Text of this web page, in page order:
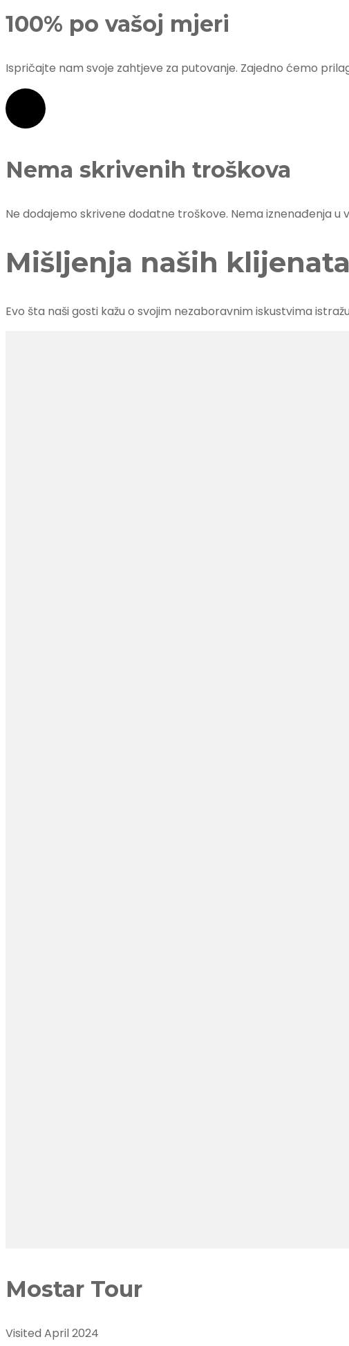
100% po vašoj mjeri
Ispričajte nam svoje zahtjeve za putovanje. Zajedno ćemo
Nema skrivenih troškova
Ne dodajemo skrivene dodatne troškove. Nema iznenađenja u
Mišljenja naših klijenata
Evo šta naši gosti kažu o svojim nezaboravnim iskustvima
Mostar Tour
Visited April 2024